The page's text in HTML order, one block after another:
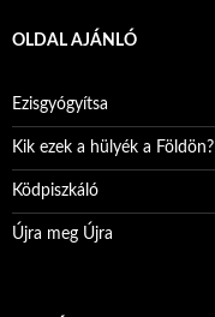
OLDAL AJÁNLÓ
Ezisgyógyítsa
Kik ezek a hülyék a Földön?
Ködpiszkáló
Újra meg Újra